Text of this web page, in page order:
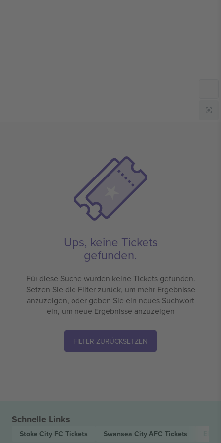
Ups, keine Tickets
gefunden.
Für diese Suche wurden keine Tickets gefunden.
Setzen Sie die Filter zurück, um mehr Ergebnisse
anzuzeigen, oder geben Sie ein neues Suchwort
ein, um neue Ergebnisse anzuzeigen
FILTER ZURÜCKSETZEN
Schnelle Links
Stoke City FC Tickets Swansea City AFC Tickets